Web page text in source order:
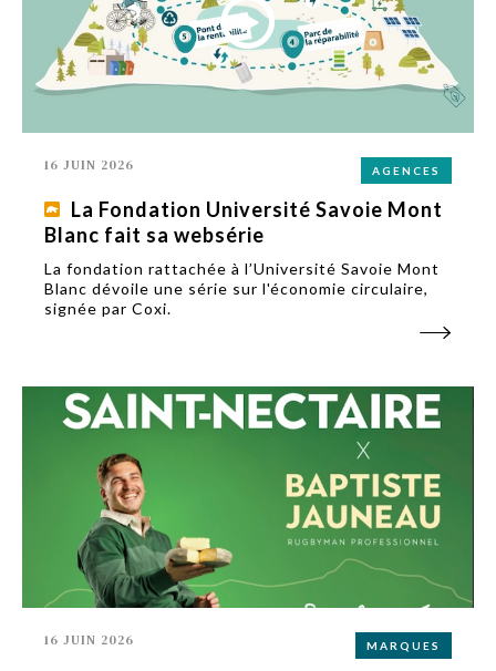
AGENCES
16 JUIN 2026
La Fondation Université Savoie Mont
Blanc fait sa websérie
La fondation rattachée à l’Université Savoie Mont
Blanc dévoile une série sur l'économie circulaire,
signée par Coxi.
MARQUES
16 JUIN 2026